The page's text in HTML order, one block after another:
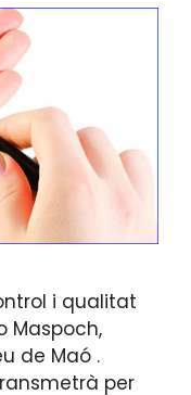
i qualitat
Maspoch,
de Maó .
per